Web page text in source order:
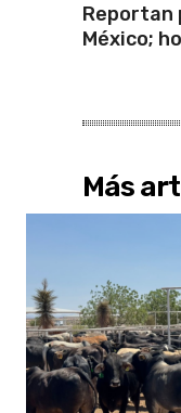
Reportan
México;
Más